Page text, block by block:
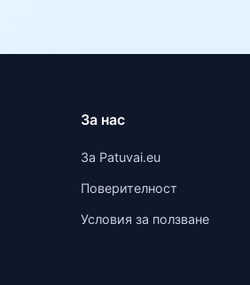
За нас
За Patuvai.eu
Поверителност
Условия за ползване